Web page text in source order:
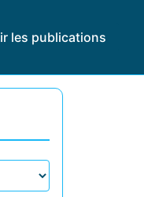
les publications